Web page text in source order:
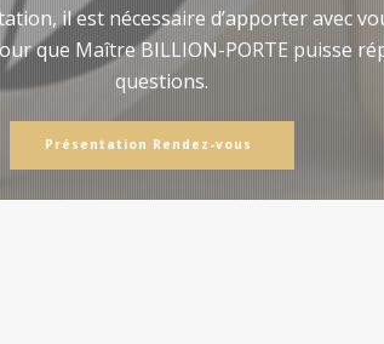
il est nécessaire d’apporter avec
que Maître BILLION-PORTE puisse
questions.
Présentation Rendez-vous